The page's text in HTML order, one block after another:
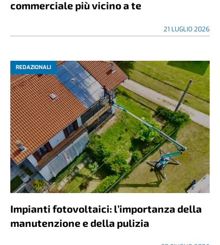
commerciale più vicino a te
21 LUGLIO 2026
REDAZIONALI
Impianti fotovoltaici: l’importanza della
manutenzione e della pulizia